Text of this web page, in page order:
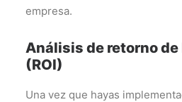
empresa.
Análisis de retorno
(ROI)
Una vez que hayas